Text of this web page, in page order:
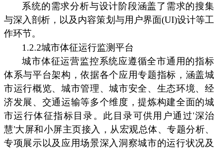
系统的需求分析与设计阶段涵盖了需求的搜集
与深入剖析，以及内容策划与用户界面(UI)设计等工
作环节。
1.2.2城市体征运行监测平台
城市体征运营监控系统应遵循全市通用的指标
体系与平台架构，依据各个应用专题指标，涵盖城
市运行概览、城市管理、城市安全、生态环境、经
济发展、交通运输等多个维度，提炼构建全面的城
市运行体征指标目录。此目录可供用户通过'深治
慧'大屏和小屏主页接入，从宏观总体、专题分析、
专项展示以及应用场景深入洞察城市的运行状况及